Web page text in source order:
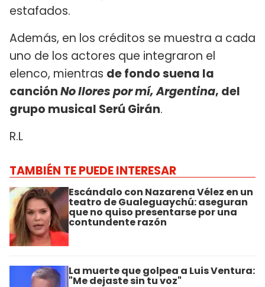
estafados.
Además, en los créditos se muestra a cada
uno de los actores que integraron el
elenco, mientras de fondo suena la
canciónNo llores por mí, Argentina, del
grupo musical Serú Girán.
R.L
TAMBIÉN TE PUEDE INTERESAR
Escándalo con Nazarena Vélez en un
teatro de Gualeguaychú: aseguran
que no quiso presentarse por una
contundente razón
La muerte que golpea a Luis Ventura:
"Me dejaste sin tu voz"